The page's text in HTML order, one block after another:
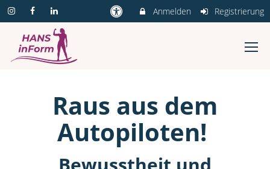
Anmelden Registrierung
Raus aus dem
Autopiloten!